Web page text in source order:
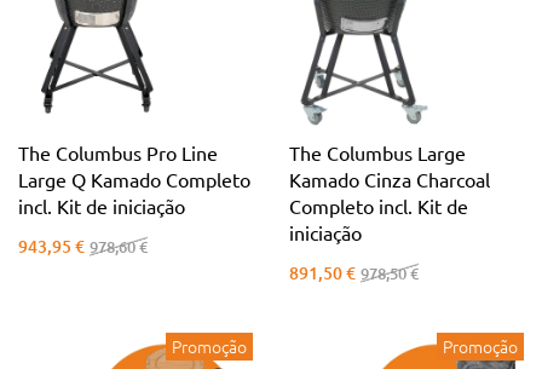
The Columbus Pro Line
Large Q Kamado Completo
incl. Kit de iniciação
943,95 € 978,60 €
The Columbus Large
Kamado Cinza Charcoal
Completo incl. Kit de
iniciação
891,50 € 978,50 €
Promoção Promoção